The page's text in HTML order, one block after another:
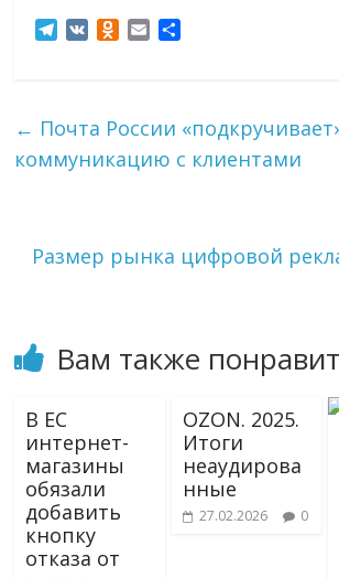
T
r
a
O
l
a
i
в
и
← Почта России
коммуникацию с клиентами
Размер рынка цифровой
Вам также
В ЕС
интернет-
магазины
обязали
добавить
кнопку
отказа от
OZON. 2025.
Итоги
неаудирова
нные
27.02.2026 0